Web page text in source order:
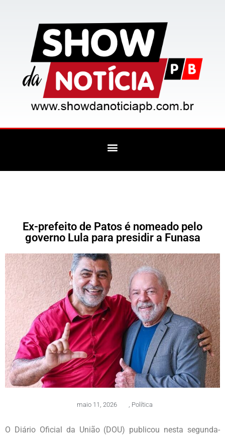
Ex-prefeito de Patos é nomeado pelo
governo Lula para presidir a Funasa
maio 11, 2026 , Política
O Diário Oficial da União (DOU) publicou nesta segunda-